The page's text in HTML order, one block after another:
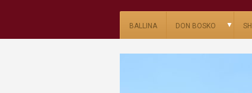
BALLINA DON BOSKO ▼